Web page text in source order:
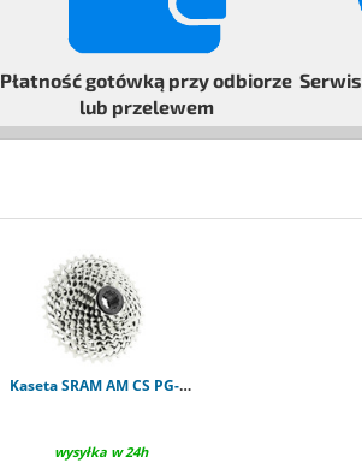
Płatność gotówką przy odbiorze
lub przelewem
Serwis
Kaseta SRAM AM CS PG-1030 11-36T srebrna 10s
wysyłka w 24h